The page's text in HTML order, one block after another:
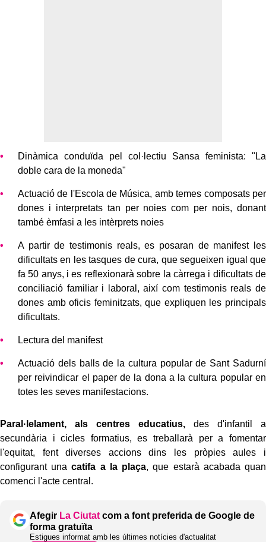
Dinàmica conduïda pel col·lectiu Sansa feminista: "La
doble cara de la moneda"
Actuació de l'Escola de Música, amb temes composats per
dones i interpretats tan per noies com per nois, donant
també èmfasi a les intèrprets noies
A partir de testimonis reals, es posaran de manifest les
dificultats en les tasques de cura, que segueixen igual que
fa 50 anys, i es reflexionarà sobre la càrrega i dificultats de
conciliació familiar i laboral, així com testimonis reals de
dones amb oficis feminitzats, que expliquen les principals
dificultats.
Lectura del manifest
Actuació dels balls de la cultura popular de Sant Sadurní
per reivindicar el paper de la dona a la cultura popular en
totes les seves manifestacions.
Paral·lelament, als centres educatius,des d'infantil a
secundària i cicles formatius, es treballarà per a fomentar
l'equitat, fent diverses accions dins les pròpies aules i
configurant unacatifa a la plaça, que estarà acabada quan
comenci l'acte central.
Afegir La Ciutat com a font preferida de Google de
forma gratuïta
Estigues informat amb les últimes notícies d'actualitat